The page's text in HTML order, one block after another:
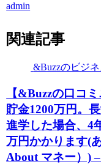
admin
関連記事
&Buzzのビジ
【&Buzzの口コ
貯金1200万円。
進学した場合、4
万円かかります(
About マネー）)